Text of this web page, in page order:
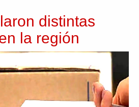
distintas
la región